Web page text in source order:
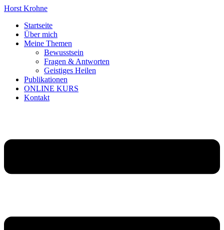
Horst Krohne
Startseite
Über mich
Meine Themen
Bewusstsein
Fragen & Antworten
Geistiges Heilen
Publikationen
ONLINE KURS
Kontakt